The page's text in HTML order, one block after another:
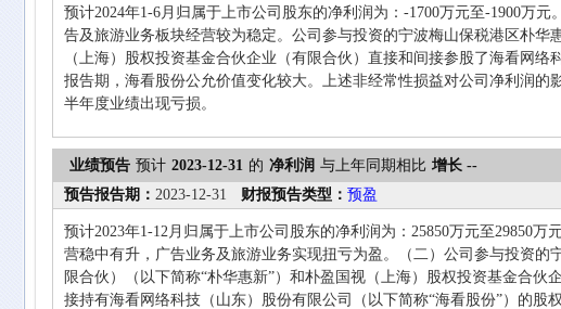
预计2024年1-6月归属于上市公司股东的净利润为：-1700万元至-1900万
告及旅游业务板块经营较为稳定。公司参与投资的宁波梅山保税港区朴华
（上海）股权投资基金合伙企业（有限合伙）直接和间接参股了海看网络
报告期，海看股份公允价值变化较大。上述非经常性损益对公司净利润的
半年度业绩出现亏损。
业绩预告 预计 2023-12-31 的 净利润 与上年同期相比 增长 --
预告报告期： 2023-12-31 财报预告类型： 预盈
预计2023年1-12月归属于上市公司股东的净利润为：25850万元至29850
营稳中有升，广告业务及旅游业务实现扭亏为盈。（二）公司参与投资的
限合伙）（以下简称“朴华惠新”）和朴盈国视（上海）股权投资基金合伙
接持有海看网络科技（山东）股份有限公司（以下简称“海看股份”）的股